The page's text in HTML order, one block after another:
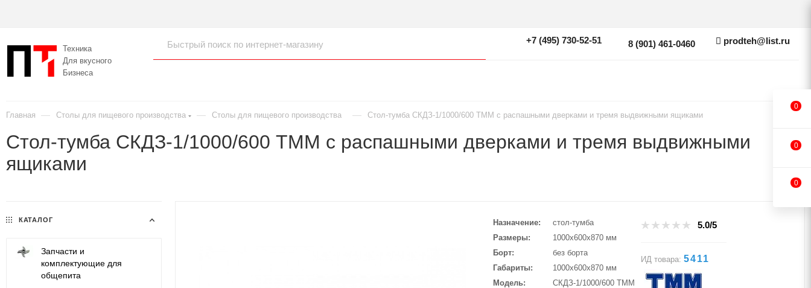
Техника
Для вкусного
Бизнеса
+7 (495) 730-52-51 8 (901) 461-0460 prodteh@list.ru
Главная — Столы для пищевого производства — Столы для пищевого производства — Стол-тумба СКДЗ-1/1000/600 ТММ с распашными дверками и тремя выдвижными ящиками
Стол-тумба СКДЗ-1/1000/600 ТММ с распашными дверками и тремя выдвижными
ящиками
Назначение
стол-тумба
Размеры
1000х600х870 мм
Борт
без борта
Габариты
1000х600х870 мм
Модель
СКДЗ-1/1000/600 ТММ
5.0/5
ИД товара: 5411
КАТАЛОГ
Запчасти и
комплектующие для
общепита
0
0
0